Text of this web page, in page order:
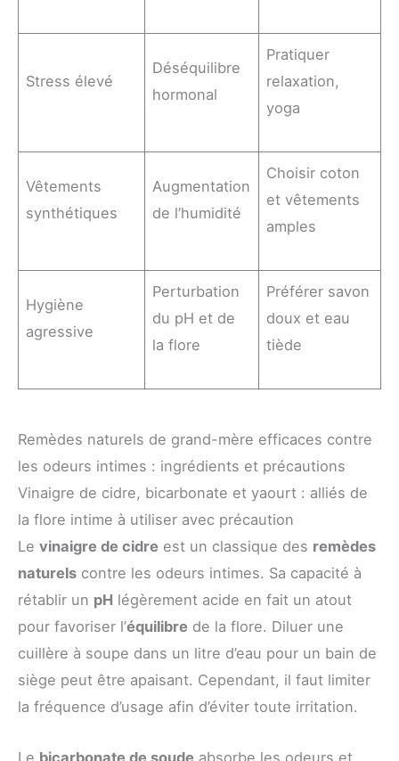
Stress élevé
Déséquilibre
hormonal
Pratiquer
relaxation,
yoga
Vêtements
synthétiques
Augmentation
de l’humidité
Choisir coton
et vêtements
amples
Hygiène
agressive
Perturbation
du pH et de
la flore
Préférer savon
doux et eau
tiède
Remèdes naturels de grand-mère efficaces contre
les odeurs intimes : ingrédients et précautions
Vinaigre de cidre, bicarbonate et yaourt : alliés de
la flore intime à utiliser avec précaution
Le vinaigre de cidre est un classique des remèdes
naturels contre les odeurs intimes. Sa capacité à
rétablir un pH légèrement acide en fait un atout
pour favoriser l’équilibre de la flore. Diluer une
cuillère à soupe dans un litre d’eau pour un bain de
siège peut être apaisant. Cependant, il faut limiter
la fréquence d’usage afin d’éviter toute irritation.
Le bicarbonate de soude absorbe les odeurs et